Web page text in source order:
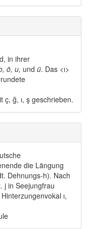
in ihrer
ö, u, und ü. Das <ı>
ç, ğ, ı, ş geschrieben.
die Längung
Dehnungs-h). Nach
j in Seejungfrau
ı,